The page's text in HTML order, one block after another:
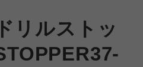
リルストッ